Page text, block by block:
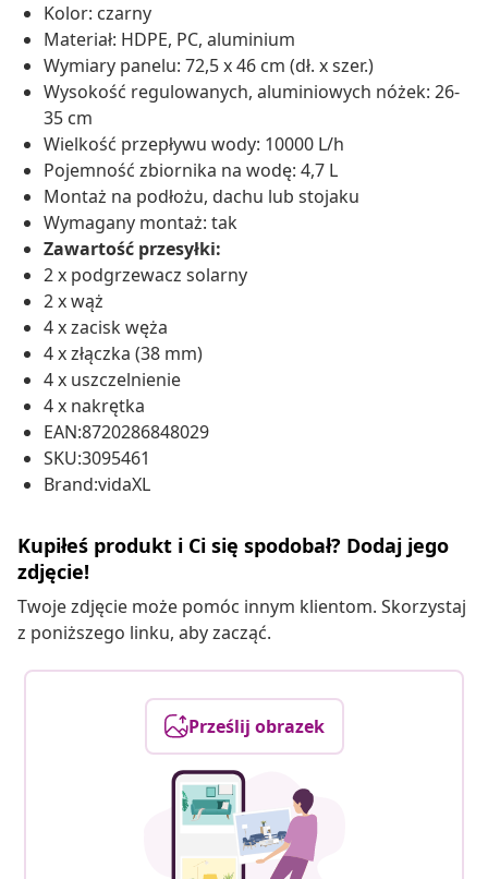
Kolor: czarny
Materiał: HDPE, PC, aluminium
Wymiary panelu: 72,5 x 46 cm (dł. x szer.)
Wysokość regulowanych, aluminiowych nóżek: 26-
35 cm
Wielkość przepływu wody: 10000 L/h
Pojemność zbiornika na wodę: 4,7 L
Montaż na podłożu, dachu lub stojaku
Wymagany montaż: tak
Zawartość przesyłki:
2 x podgrzewacz solarny
2 x wąż
4 x zacisk węża
4 x złączka (38 mm)
4 x uszczelnienie
4 x nakrętka
EAN:8720286848029
SKU:3095461
Brand:vidaXL
Kupiłeś produkt i Ci się spodobał? Dodaj jego
zdjęcie!
Twoje zdjęcie może pomóc innym klientom. Skorzystaj
z poniższego linku, aby zacząć.
Prześlij obrazek